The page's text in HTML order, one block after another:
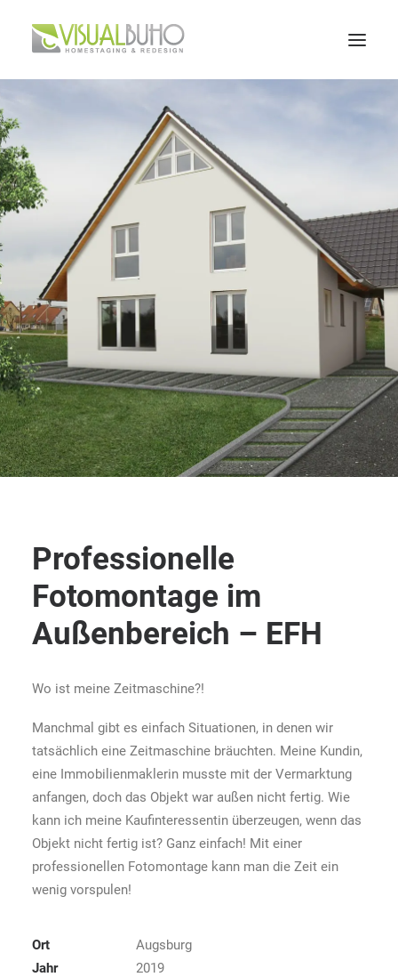
Portfolio
Über mich
Blog
BOOK A FREE CALL
Professionelle
Fotomontage im
Außenbereich – EFH
Wo ist meine Zeitmaschine?!
Manchmal gibt es einfach Situationen, in denen wir
tatsächlich eine Zeitmaschine bräuchten. Meine Kundin,
eine Immobilienmaklerin musste mit der Vermarktung
anfangen, doch das Objekt war außen nicht fertig. Wie
kann ich meine Kaufinteressentin überzeugen, wenn das
Objekt nicht fertig ist? Ganz einfach! Mit einer
professionellen Fotomontage kann man die Zeit ein
wenig vorspulen!
Ort
Augsburg
Jahr
2019